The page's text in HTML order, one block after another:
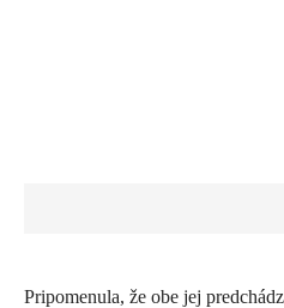
​Pripomenula, že obe jej